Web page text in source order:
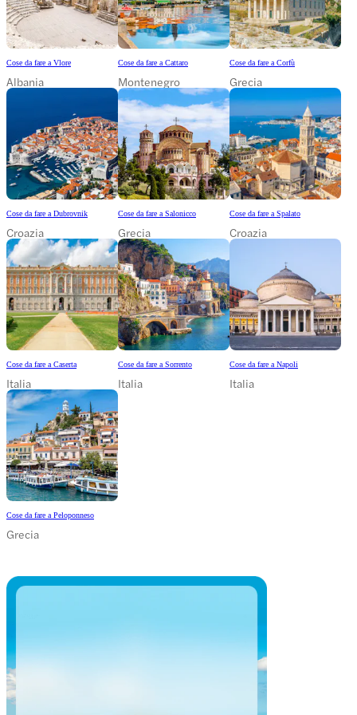
Cose da fare a Vlore
Albania
Cose da fare a Cattaro
Montenegro
Cose da fare a Corfù
Grecia
Cose da fare a Dubrovnik
Croazia
Cose da fare a Salonicco
Grecia
Cose da fare a Spalato
Croazia
Cose da fare a Caserta
Italia
Cose da fare a Sorrento
Italia
Cose da fare a Napoli
Italia
Cose da fare a Peloponneso
Grecia